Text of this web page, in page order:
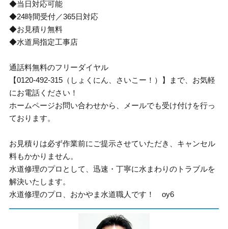
◆当日対応可能
◆24時間受付／365日対応
◆お見積り無料
◆水道局指定工事店
通話料無料のフリーダイヤル
【0120-492-315（しょくにん、さいこー！）】まで、お気軽
にお電話ください！
ホームページお問い合わせから、メールでも受け付けを行っ
ております。
お見積りは必ず作業前にご提示させていただき、キャンセル
料もかかりません。
水道修理のプロとして、迅速・丁寧に水まわりのトラブルを
解決いたします。
水道修理のプロ、おかやま水道職人です！ oy6